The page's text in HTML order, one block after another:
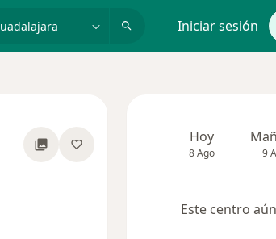
Iniciar sesión
Hoy
8 Ago 9
Este centro